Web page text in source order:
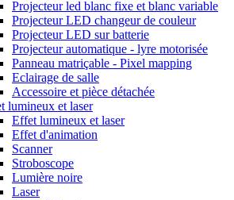
Projecteur led blanc fixe et blanc variable
Projecteur LED changeur de couleur
Projecteur LED sur batterie
Projecteur automatique - lyre motorisée
Panneau matriçable - Pixel mapping
Eclairage de salle
Accessoire et pièce détachée
lumineux et laser
Effet lumineux et laser
Effet d'animation
Scanner
Stroboscope
Lumière noire
Laser